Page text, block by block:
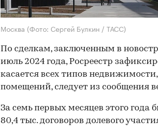
Москва (Фото: Сергей Булкин / ТАСС)
По сделкам, заключенным в
июль 2024 года, Росреестр
касается всех типов
помещений, следует из сообщения
За семь первых месяцев этого года
80,4 тыс. договоров долевого